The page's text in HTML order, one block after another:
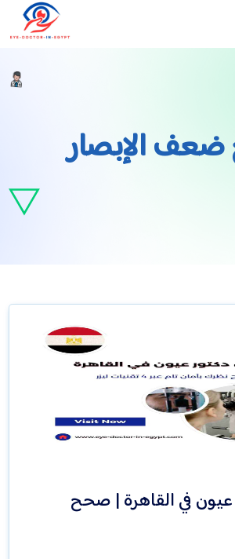
ضعف الإبصار
في القاهرة | صحح